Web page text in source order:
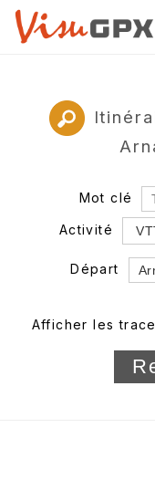
Mot clé
Activité
Départ
Département
Longueur min/
Afficher les